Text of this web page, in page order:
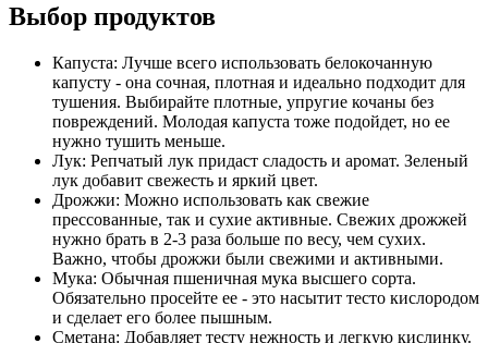
Выбор продуктов
Капуста: Лучше всего использовать белокочанную
капусту - она сочная, плотная и идеально подходит для
тушения. Выбирайте плотные, упругие кочаны без
повреждений. Молодая капуста тоже подойдет, но ее
нужно тушить меньше.
Лук: Репчатый лук придаст сладость и аромат. Зеленый
лук добавит свежесть и яркий цвет.
Дрожжи: Можно использовать как свежие
прессованные, так и сухие активные. Свежих дрожжей
нужно брать в 2-3 раза больше по весу, чем сухих.
Важно, чтобы дрожжи были свежими и активными.
Мука: Обычная пшеничная мука высшего сорта.
Обязательно просейте ее - это насытит тесто кислородом
и сделает его более пышным.
Сметана: Добавляет тесту нежность и легкую кислинку.